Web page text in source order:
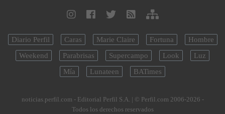
Diario Perfil Caras Marie Claire Fortuna
Hombre
Weekend
Parabrisas Supercampo Look
Luz
Mía
Lunateen BATimes
noticias.perfil.com - Editorial Perfil S.A. | © Perfil.com 2006-2026 -
Todos los derechos reservados